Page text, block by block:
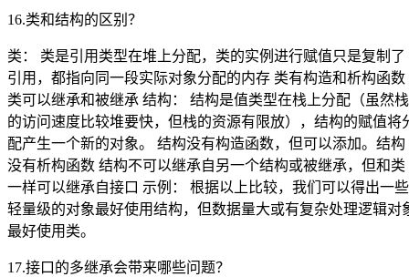
16.类和结构的区别？
类： 类是引用类型在堆上分配，类的实例进行赋值只是复制了
引用，都指向同一段实际对象分配的内存 类有构造和析构函数
类可以继承和被继承 结构： 结构是值类型在栈上分配（虽然栈
的访问速度比较堆要快，但栈的资源有限放），结构的赋值将
配产生一个新的对象。 结构没有构造函数，但可以添加。结构
没有析构函数 结构不可以继承自另一个结构或被继承，但和类
一样可以继承自接口 示例： 根据以上比较，我们可以得出一些
轻量级的对象最好使用结构，但数据量大或有复杂处理逻辑对
最好使用类。
17.接口的多继承会带来哪些问题？